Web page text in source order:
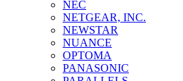
NEC
NETGEAR, INC.
NEWSTAR
NUANCE
OPTOMA
PANASONIC